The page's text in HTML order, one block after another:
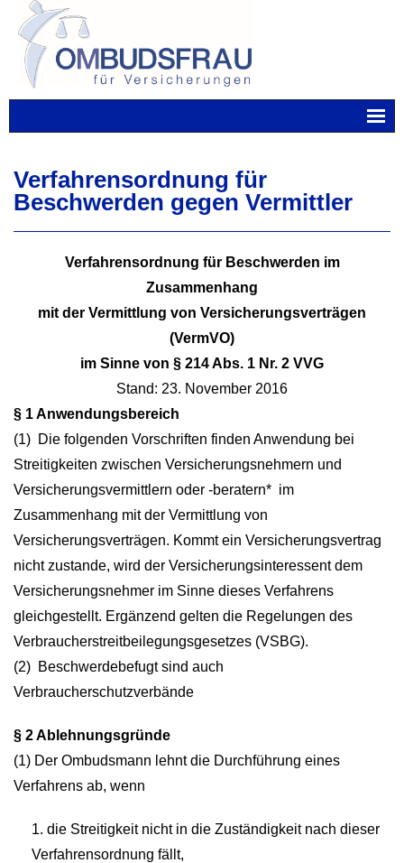
content
Verfahrensordnung für
Beschwerden gegen Vermittler
Verfahrensordnung für Beschwerden im
Zusammenhang
mit der Vermittlung von Versicherungsverträgen
(VermVO)
im Sinne von § 214 Abs. 1 Nr. 2 VVG
Stand: 23. November 2016
§ 1 Anwendungsbereich
(1) Die folgenden Vorschriften finden Anwendung bei
Streitigkeiten zwischen Versicherungsnehmern und
Versicherungsvermittlern oder -beratern* im
Zusammenhang mit der Vermittlung von
Versicherungsverträgen. Kommt ein Versicherungsvertrag
nicht zustande, wird der Versicherungsinteressent dem
Versicherungsnehmer im Sinne dieses Verfahrens
gleichgestellt. Ergänzend gelten die Regelungen des
Verbraucherstreitbeilegungsgesetzes (VSBG).
(2) Beschwerdebefugt sind auch
Verbraucherschutzverbände
§ 2 Ablehnungsgründe
(1) Der Ombudsmann lehnt die Durchführung eines
Verfahrens ab, wenn
1. die Streitigkeit nicht in die Zuständigkeit nach dieser
Verfahrensordnung fällt,